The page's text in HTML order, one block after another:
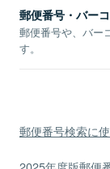
郵便番号・バー
郵便番号や、バー
す。
郵便番号検索に